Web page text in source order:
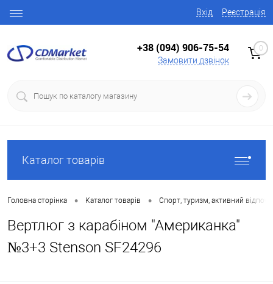
Вхід Реєстрація
+38 (094) 906-75-54
Замовити дзвінок
0
Каталог товарів
Головна сторінка • Каталог товарів • Спорт, туризм, активний
Вертлюг з карабіном "Американка"
№3+3 Stenson SF24296